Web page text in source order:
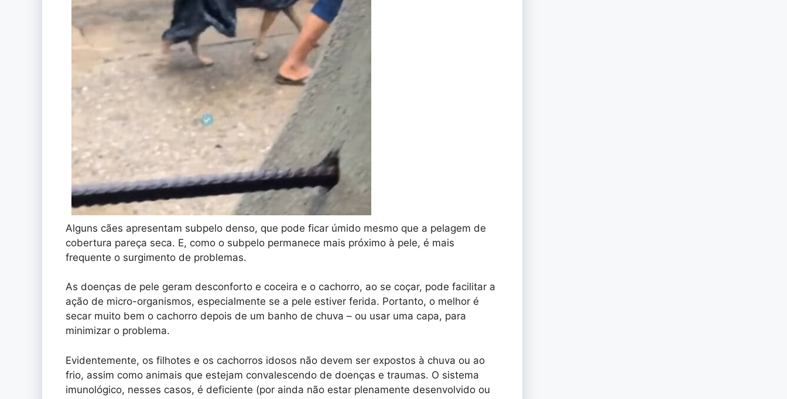
Alguns cães apresentam subpelo denso, que pode ficar úmido mesmo que a pelagem de
cobertura pareça seca. E, como o subpelo permanece mais próximo à pele, é mais
frequente o surgimento de problemas.
As doenças de pele geram desconforto e coceira e o cachorro, ao se coçar, pode facilitar a
ação de micro-organismos, especialmente se a pele estiver ferida. Portanto, o melhor é
secar muito bem o cachorro depois de um banho de chuva – ou usar uma capa, para
minimizar o problema.
Evidentemente, os filhotes e os cachorros idosos não devem ser expostos à chuva ou ao
frio, assim como animais que estejam convalescendo de doenças e traumas. O sistema
imunológico, nesses casos, é deficiente (por ainda não estar plenamente desenvolvido ou